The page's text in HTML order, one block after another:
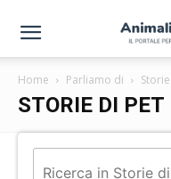
Home Parliamo di
STORIE DI PET